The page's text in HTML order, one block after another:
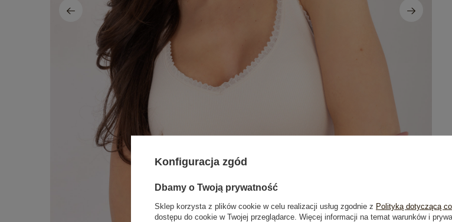
Konfiguracja zgód
Dbamy o Twoją prywatność
Sklep korzysta z plików cookie w celu realizacji usług zgodnie z Polityką dotyczącą
dostępu do cookie w Twojej przeglądarce. Więcej informacji na temat warunków i